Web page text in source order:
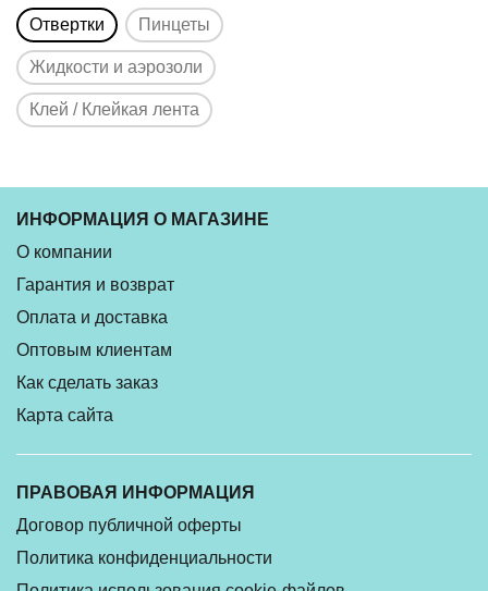
Отвертки Пинцеты
Жидкости и аэрозоли
Клей / Клейкая лента
ИНФОРМАЦИЯ О МАГАЗИНЕ
О компании
Гарантия и возврат
Оплата и доставка
Оптовым клиентам
Как сделать заказ
Карта сайта
ПРАВОВАЯ ИНФОРМАЦИЯ
Договор публичной оферты
Политика конфиденциальности